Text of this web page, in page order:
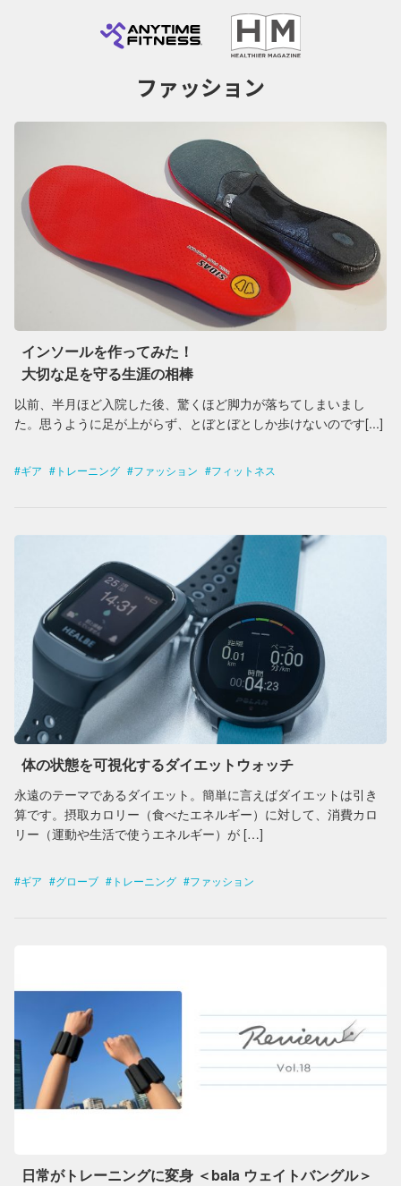
ファッション
インソールを作ってみた！
大切な足を守る生涯の相棒
以前、半月ほど入院した後、驚くほど脚力が落ちてしまいまし
た。思うように足が上がらず、とぼとぼとしか歩けないのです[...]
ギア トレーニング ファッション フィットネス
体の状態を可視化するダイエットウォッチ
永遠のテーマであるダイエット。簡単に言えばダイエットは引き
算です。摂取カロリー（食べたエネルギー）に対して、消費カロ
リー（運動や生活で使うエネルギー）が […]
ギア グローブ トレーニング ファッション
日常がトレーニングに変身 ＜bala ウェイトバングル＞